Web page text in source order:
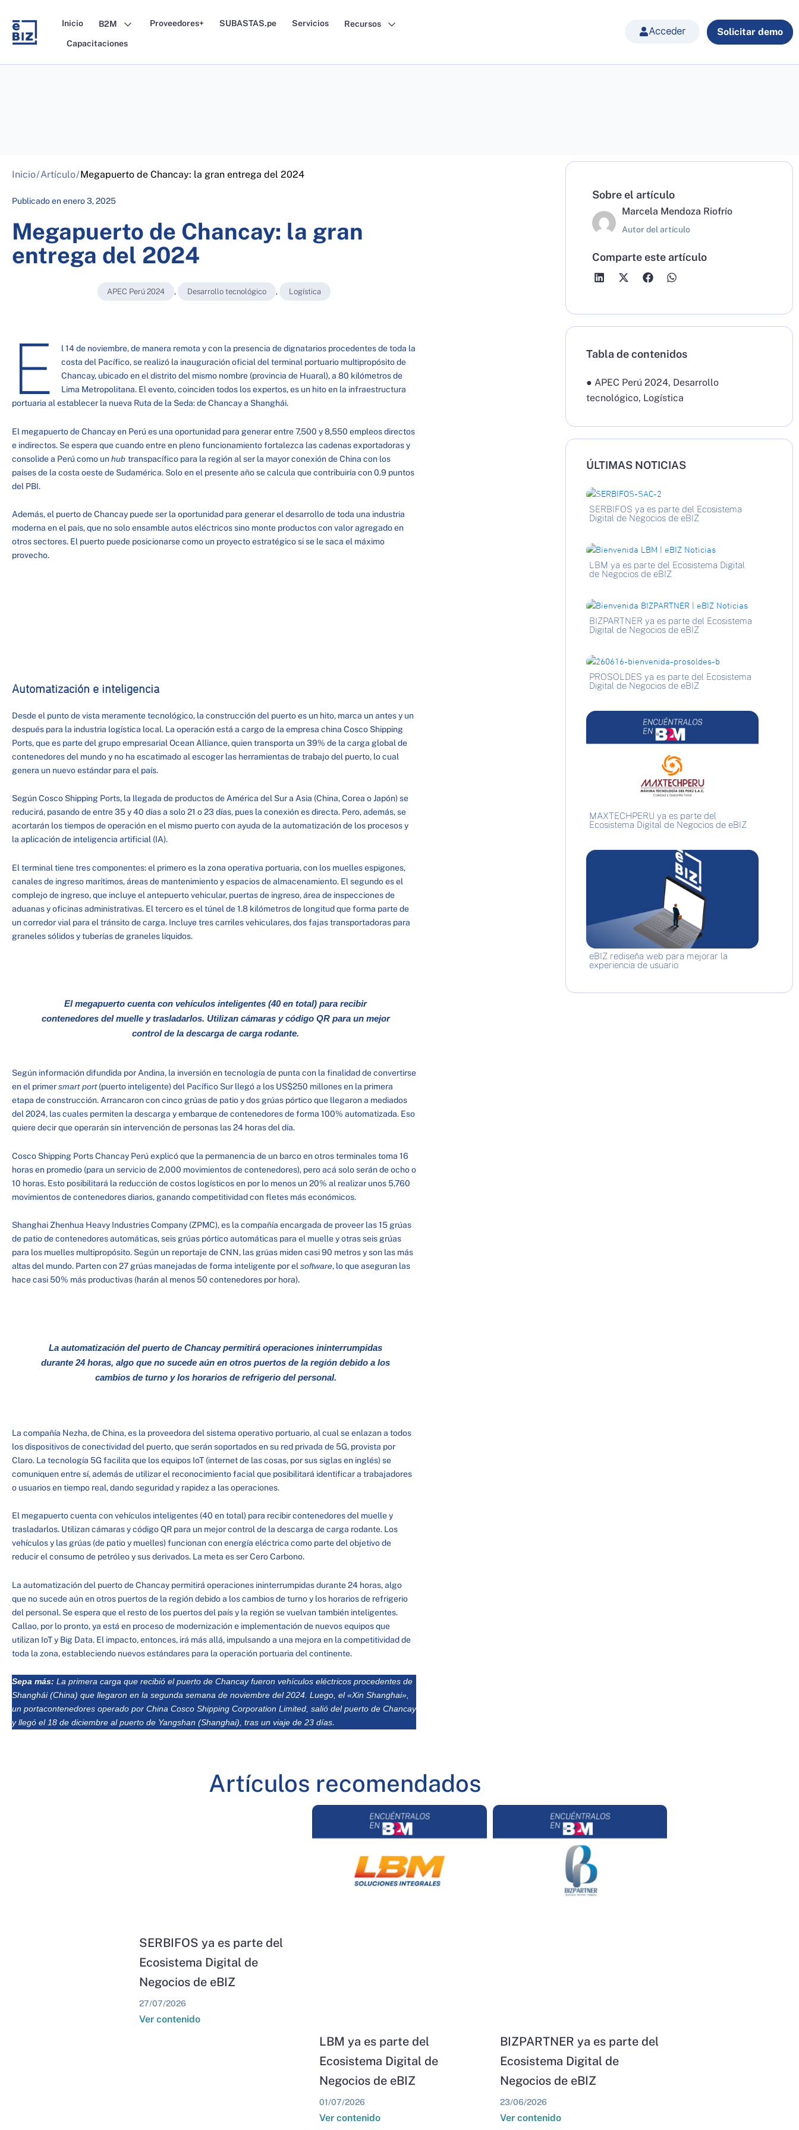
content
Inicio B2M Proveedores+ SUBASTAS.pe Servicios Recursos
Capacitaciones
Acceder Solicitar demo
Inicio/Artículo/Megapuerto de Chancay: la gran entrega del 2024
Publicado enenero 3, 2025
Megapuerto de Chancay: la gran
entrega del 2024
APEC Perú 2024 , Desarrollo tecnológico , Logística
E
l 14 de noviembre, de manera remota y con la presencia de dignatarios procedentes de toda la
costa del Pacífico, se realizó la inauguración oficial del terminal portuario multipropósito de
Chancay, ubicado en el distrito del mismo nombre (provincia de Huaral), a 80 kilómetros de
Lima Metropolitana. El evento, coinciden todos los expertos, es un hito en la infraestructura
portuaria al establecer la nueva Ruta de la Seda: de Chancay a Shanghái.
El megapuerto de Chancay en Perú es una oportunidad para generar entre 7,500 y 8,550 empleos directos
e indirectos. Se espera que cuando entre en pleno funcionamiento fortalezca las cadenas exportadoras y
consolide a Perú como unhub transpacífico para la región al ser la mayor conexión de China con los
países de la costa oeste de Sudamérica. Solo en el presente año se calcula que contribuiría con 0.9 puntos
del PBI.
Además, el puerto de Chancay puede ser la oportunidad para generar el desarrollo de toda una industria
moderna en el país, que no solo ensamble autos eléctricos sino monte productos con valor agregado en
otros sectores. El puerto puede posicionarse como un proyecto estratégico si se le saca el máximo
provecho.
Automatización e inteligencia
Desde el punto de vista meramente tecnológico, la construcción del puerto es un hito, marca un antes y un
después para la industria logística local. La operación está a cargo de la empresa china Cosco Shipping
Ports, que es parte del grupo empresarial Ocean Alliance, quien transporta un 39% de la carga global de
contenedores del mundo y no ha escatimado al escoger las herramientas de trabajo del puerto, lo cual
genera un nuevo estándar para el país.
Según Cosco Shipping Ports, la llegada de productos de América del Sur a Asia (China, Corea o Japón) se
reducirá, pasando de entre 35 y 40 días a solo 21 o 23 días, pues la conexión es directa. Pero, además, se
acortarán los tiempos de operación en el mismo puerto con ayuda de la automatización de los procesos y
la aplicación de inteligencia artificial (IA).
El terminal tiene tres componentes: el primero es la zona operativa portuaria, con los muelles espigones,
canales de ingreso marítimos, áreas de mantenimiento y espacios de almacenamiento. El segundo es el
complejo de ingreso, que incluye el antepuerto vehicular, puertas de ingreso, área de inspecciones de
aduanas y oficinas administrativas. El tercero es el túnel de 1.8 kilómetros de longitud que forma parte de
un corredor vial para el tránsito de carga. Incluye tres carriles vehiculares, dos fajas transportadoras para
graneles sólidos y tuberías de graneles líquidos.
El megapuerto cuenta con vehículos inteligentes (40 en total) para recibir
contenedores del muelle y trasladarlos. Utilizan cámaras y código QR para un mejor
control de la descarga de carga rodante.
Según información difundida por Andina, la inversión en tecnología de punta con la finalidad de convertirse
en el primersmart port(puerto inteligente) del Pacífico Sur llegó a los US$250 millones en la primera
etapa de construcción. Arrancaron con cinco grúas de patio y dos grúas pórtico que llegaron a mediados
del 2024, las cuales permiten la descarga y embarque de contenedores de forma 100% automatizada. Eso
quiere decir que operarán sin intervención de personas las 24 horas del día.
Cosco Shipping Ports Chancay Perú explicó que la permanencia de un barco en otros terminales toma 16
horas en promedio (para un servicio de 2,000 movimientos de contenedores), pero acá solo serán de ocho o
10 horas. Esto posibilitará la reducción de costos logísticos en por lo menos un 20% al realizar unos 5,760
movimientos de contenedores diarios, ganando competitividad con fletes más económicos.
Shanghai Zhenhua Heavy Industries Company (ZPMC), es la compañía encargada de proveer las 15 grúas
de patio de contenedores automáticas, seis grúas pórtico automáticas para el muelle y otras seis grúas
para los muelles multipropósito. Según un reportaje de CNN, las grúas miden casi 90 metros y son las más
altas del mundo. Parten con 27 grúas manejadas de forma inteligente por elsoftware, lo que aseguran las
hace casi 50% más productivas (harán al menos 50 contenedores por hora).
La automatización del puerto de Chancay permitirá operaciones ininterrumpidas
durante 24 horas, algo que no sucede aún en otros puertos de la región debido a los
cambios de turno y los horarios de refrigerio del personal.
La compañía Nezha, de China, es la proveedora del sistema operativo portuario, al cual se enlazan a todos
los dispositivos de conectividad del puerto, que serán soportados en su red privada de 5G, provista por
Claro. La tecnología 5G facilita que los equipos IoT (internet de las cosas, por sus siglas en inglés) se
comuniquen entre sí, además de utilizar el reconocimiento facial que posibilitará identificar a trabajadores
o usuarios en tiempo real, dando seguridad y rapidez a las operaciones.
El megapuerto cuenta con vehículos inteligentes (40 en total) para recibir contenedores del muelle y
trasladarlos. Utilizan cámaras y código QR para un mejor control de la descarga de carga rodante. Los
vehículos y las grúas (de patio y muelles) funcionan con energía eléctrica como parte del objetivo de
reducir el consumo de petróleo y sus derivados. La meta es ser Cero Carbono.
La automatización del puerto de Chancay permitirá operaciones ininterrumpidas durante 24 horas, algo
que no sucede aún en otros puertos de la región debido a los cambios de turno y los horarios de refrigerio
del personal. Se espera que el resto de los puertos del país y la región se vuelvan también inteligentes.
Callao, por lo pronto, ya está en proceso de modernización e implementación de nuevos equipos que
utilizan IoT y Big Data. El impacto, entonces, irá más allá, impulsando a una mejora en la competitividad de
toda la zona, estableciendo nuevos estándares para la operación portuaria del continente.
Sepa más: La primera carga que recibió el puerto de Chancay fueron vehículos eléctricos procedentes de
Shanghái (China) que llegaron en la segunda semana de noviembre del 2024. Luego, el «Xin Shanghai»,
un portacontenedores operado por China Cosco Shipping Corporation Limited, salió del puerto de Chancay
y llegó el 18 de diciembre al puerto de Yangshan (Shanghai), tras un viaje de 23 días.
Sobre el artículo
Marcela Mendoza Riofrío
Autor del artículo
Comparte este artículo
Tabla de contenidos
● APEC Perú 2024, Desarrollo
tecnológico, Logística
ÚLTIMAS NOTICIAS
SERBIFOS ya es parte del Ecosistema
Digital de Negocios de eBIZ
LBM ya es parte del Ecosistema Digital
de Negocios de eBIZ
BIZPARTNER ya es parte del Ecosistema
Digital de Negocios de eBIZ
PROSOLDES ya es parte del Ecosistema
Digital de Negocios de eBIZ
MAXTECHPERU ya es parte del
Ecosistema Digital de Negocios de eBIZ
eBIZ rediseña web para mejorar la
experiencia de usuario
Artículos recomendados
SERBIFOS ya es parte del
Ecosistema Digital de
Negocios de eBIZ
27/07/2026
Ver contenido
LBM ya es parte del
Ecosistema Digital de
Negocios de eBIZ
01/07/2026
Ver contenido
BIZPARTNER ya es parte del
Ecosistema Digital de
Negocios de eBIZ
23/06/2026
Ver contenido